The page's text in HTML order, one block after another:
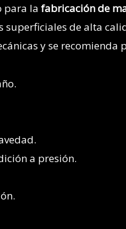
para la fabricación de
de alta
y se
a presión.